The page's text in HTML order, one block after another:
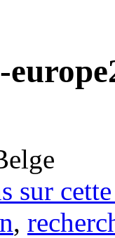
sur
,